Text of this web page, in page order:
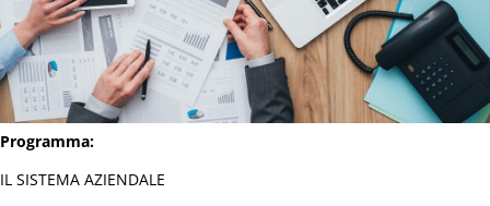
ASSOCIAZIONE
Chi siamo
Presidenza
Ecosistema
OPERE
Sociali
Programma:
IL SISTEMA AZIENDALE